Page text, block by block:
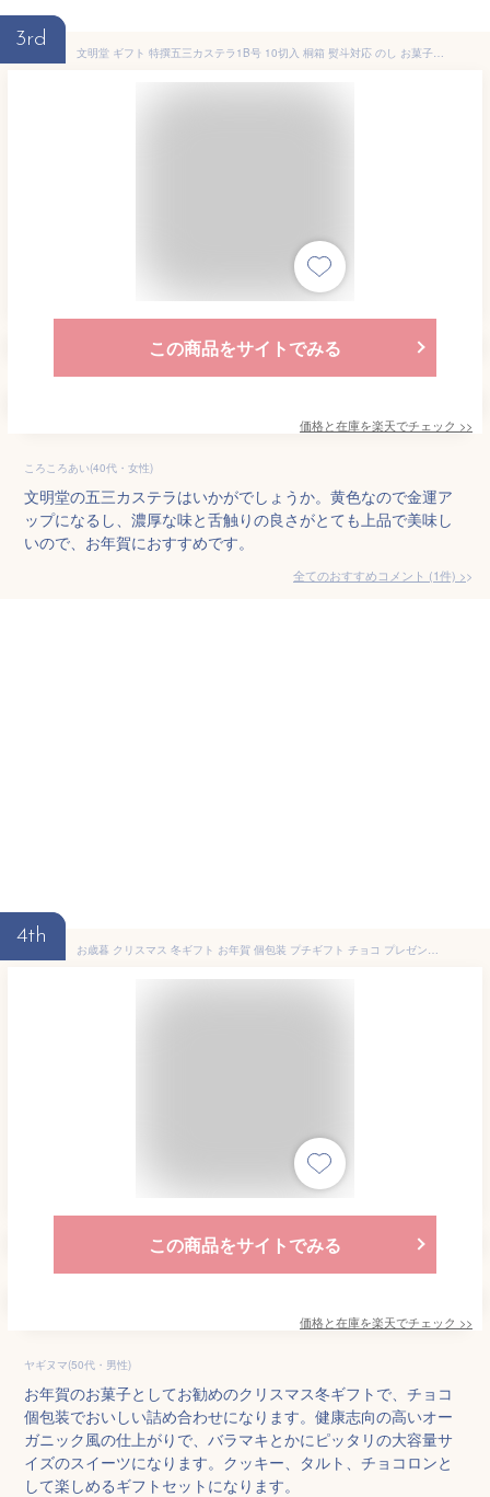
3rd
文明堂 ギフト 特撰五三カステラ1B号 10切入 桐箱 熨斗対応 のし お菓子 贈り物 お歳暮 年賀 内祝 御礼 お祝い 法事 スイーツ
この商品をサイトでみる
価格と在庫を楽天でチェック >>
ころころあい(40代・女性)
文明堂の五三カステラはいかがでしょうか。黄色なので金運ア
ップになるし、濃厚な味と舌触りの良さがとても上品で美味し
いので、お年賀におすすめです。
全てのおすすめコメント (1件) >
4th
お歳暮 クリスマス 冬ギフト お年賀 個包装 プチギフト チョコ プレゼント お菓子 詰め合わせ 個包装 ギフト 健康 おしゃれ 高級 かわいい ハート セット まとめ買い 誕生日プレゼント スイーツ 大量 ばらまき 職場 転勤 退職 会社 クッキー タルト / チョコロン 3個入
この商品をサイトでみる
価格と在庫を楽天でチェック >>
ヤギヌマ(50代・男性)
お年賀のお菓子としてお勧めのクリスマス冬ギフトで、チョコ
個包装でおいしい詰め合わせになります。健康志向の高いオー
ガニック風の仕上がりで、バラマキとかにピッタリの大容量サ
イズのスイーツになります。クッキー、タルト、チョコロンと
して楽しめるギフトセットになります。